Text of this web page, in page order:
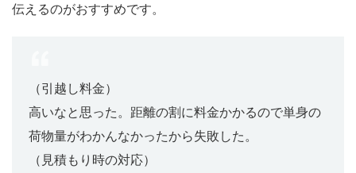
伝えるのがおすすめです。
（引越し料金）
高いなと思った。距離の割に料金かかるので単身の
荷物量がわかんなかったから失敗した。
（見積もり時の対応）